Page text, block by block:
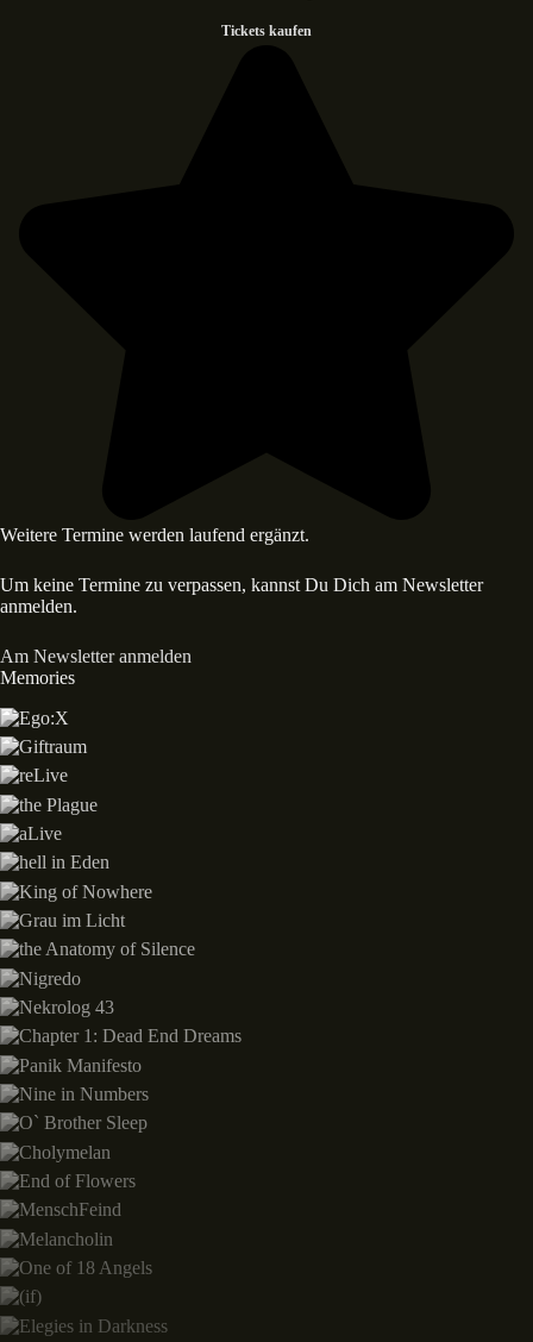
Tickets kaufen
Weitere Termine werden laufend ergänzt.
Um keine Termine zu verpassen, kannst Du Dich am Newsletter
anmelden.
Am Newsletter anmelden
Memories